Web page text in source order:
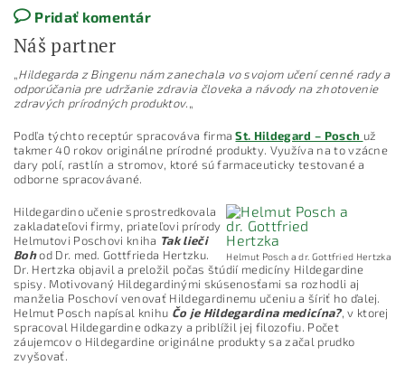
Pridať komentár
Náš partner
„Hildegarda z Bingenu nám zanechala vo svojom učení cenné rady a
odporúčania pre udržanie zdravia človeka a návody na zhotovenie
zdravých prírodných produktov.„
Podľa týchto receptúr spracováva firmaSt. Hildegard – Posch už
takmer 40 rokov originálne prírodné produkty. Využíva na to vzácne
dary polí, rastlín a stromov, ktoré sú farmaceuticky testované a
odborne spracovávané.
Helmut Posch a dr. Gottfried Hertzka
Hildegardino učenie sprostredkovala
zakladateľovi firmy, priateľovi prírody
Helmutovi Poschovi kniha Tak lieči
Bohod Dr. med. Gottfrieda Hertzku.
Dr. Hertzka objavil a preložil počas štúdií medicíny Hildegardine
spisy. Motivovaný Hildegardinými skúsenosťami sa rozhodli aj
manželia Poschoví venovať Hildegardinemu učeniu a šíriť ho ďalej.
Helmut Posch napísal knihu Čo je Hildegardina medicína?, v ktorej
spracoval Hildegardine odkazy a priblížil jej filozofiu. Počet
záujemcov o Hildegardine originálne produkty sa začal prudko
zvyšovať.